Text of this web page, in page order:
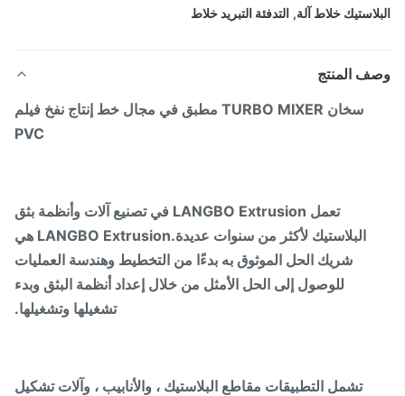
خلاط آلة,التدفئة التبريد خلاط
المنتج
سخان TURBO MIXER مطبق في مجال خط إنتاج نفخ فيلم
تعمل LANGBO Extrusion في تصنيع آلات وأنظمة بثق
البلاستيك لأكثر من سنوات عديدة.LANGBO Extrusion هي
شريك الحل الموثوق به بدءًا من التخطيط وهندسة العمليات
للوصول إلى الحل الأمثل من خلال إعداد أنظمة البثق وبدء
تشغيلها وتشغيلها.
تشمل التطبيقات مقاطع البلاستيك ، والأنابيب ، وآلات تشكيل